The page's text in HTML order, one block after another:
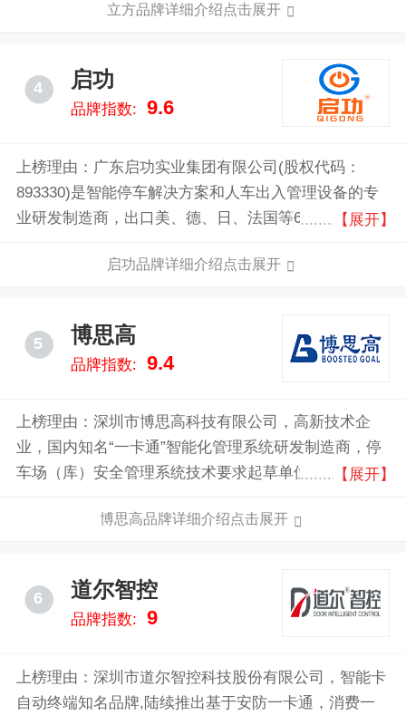
立方品牌详细介绍点击展开
4 启功
品牌指数: 9.6
上榜理由：广东启功实业集团有限公司(股权代码：
893330)是智能停车解决方案和人车出入管理设备的专
业研发制造商，出口美、德、日、法国等66个国家，总
年，近3年投入研发费用过2000万，累计申请236项专
新技术企业、广东省专精特新企业、新四板挂牌企业、
佛山细分龙头企业等资质。旗下有两大工厂位于广东佛
山、江苏无锡，在国内拥有15家直营销售子公司，省市
线。
【展开】
启功品牌详细介绍点击展开
5 博思高
品牌指数: 9.4
上榜理由：深圳市博思高科技有限公司，高新技术企
业，国内知名“一卡通”智能化管理系统研发制造商，停
车场（库）安全管理系统技术要求起草单位，专业从事
售、服务的技术企业。
【展开】
博思高品牌详细介绍点击展开
6 道尔智控
品牌指数: 9
上榜理由：深圳市道尔智控科技股份有限公司，智能卡
自动终端知名品牌,陆续推出基于安防一卡通，消费一